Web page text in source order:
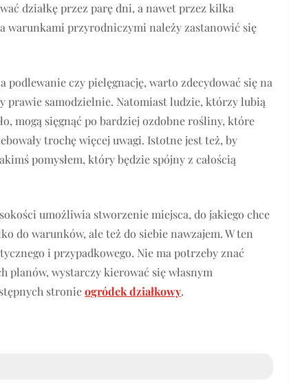
działkę przez parę dni, a nawet przez kilka
warunkami przyrodniczymi należy zastanowić się
podlewanie czy pielęgnację, warto zdecydować się na
prawie samodzielnie. Natomiast ludzie, którzy lubią
mogą sięgnąć po bardziej ozdobne rośliny, które
trochę więcej uwagi. Istotne jest też, by
pomysłem, który będzie spójny z całością
umożliwia stworzenie miejsca, do jakiego chce
do warunków, ale też do siebie nawzajem. W ten
i przypadkowego. Nie ma potrzeby znać
planów, wystarczy kierować się własnym
stronieogródek działkowy.